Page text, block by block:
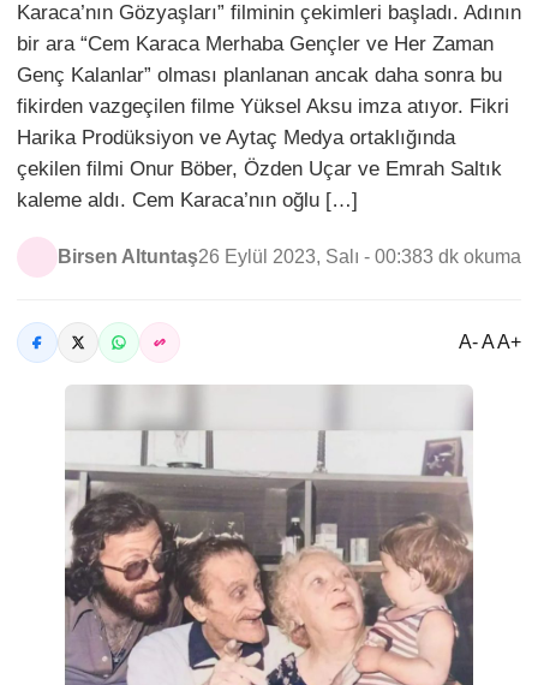
Karaca’nın Gözyaşları” filminin çekimleri başladı. Adının
bir ara “Cem Karaca Merhaba Gençler ve Her Zaman
Genç Kalanlar” olması planlanan ancak daha sonra bu
fikirden vazgeçilen filme Yüksel Aksu imza atıyor. Fikri
Harika Prodüksiyon ve Aytaç Medya ortaklığında
çekilen filmi Onur Böber, Özden Uçar ve Emrah Saltık
kaleme aldı. Cem Karaca’nın oğlu […]
Birsen Altuntaş26 Eylül 2023, Salı - 00:383 dk okuma
A- A A+